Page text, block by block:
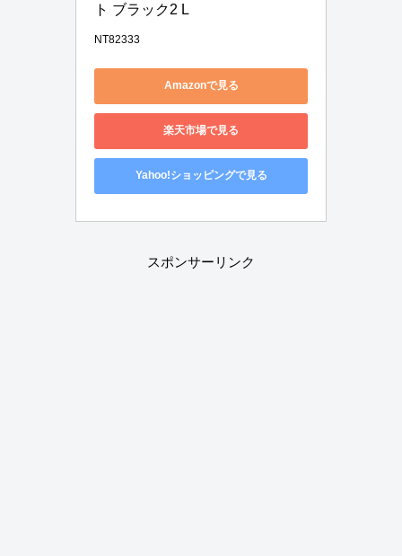
ト ブラック2 L
NT82333
Amazonで見る
楽天市場で見る
Yahoo!ショッピングで見る
スポンサーリンク